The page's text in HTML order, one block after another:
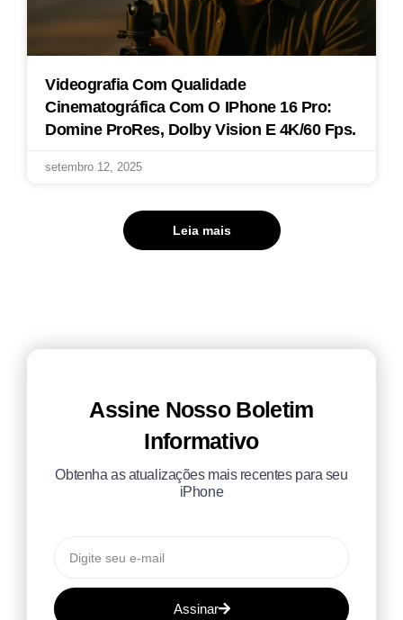
Videografia Com Qualidade
Cinematográfica Com O IPhone 16 Pro:
Domine ProRes, Dolby Vision E 4K/60 Fps.
setembro 12, 2025
Leia mais
Assine Nosso Boletim
Informativo
Obtenha as atualizações mais recentes para seu
iPhone
Assinar